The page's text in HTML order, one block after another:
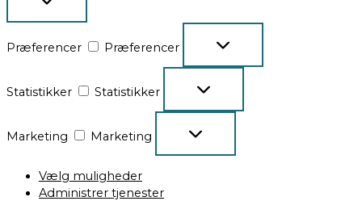
Præferencer Præferencer
Statistikker Statistikker
Marketing Marketing
Vælg muligheder
Administrer tjenester